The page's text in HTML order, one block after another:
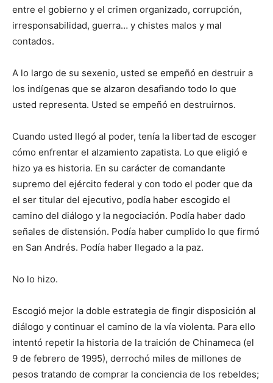
entre el gobierno y el crimen organizado, corrupción,
irresponsabilidad, guerra… y chistes malos y mal
contados.
A lo largo de su sexenio, usted se empeñó en destruir a
los indígenas que se alzaron desafiando todo lo que
usted representa. Usted se empeñó en destruirnos.
Cuando usted llegó al poder, tenía la libertad de escoger
cómo enfrentar el alzamiento zapatista. Lo que eligió e
hizo ya es historia. En su carácter de comandante
supremo del ejército federal y con todo el poder que da
el ser titular del ejecutivo, podía haber escogido el
camino del diálogo y la negociación. Podía haber dado
señales de distensión. Podía haber cumplido lo que firmó
en San Andrés. Podía haber llegado a la paz.
No lo hizo.
Escogió mejor la doble estrategia de fingir disposición al
diálogo y continuar el camino de la vía violenta. Para ello
intentó repetir la historia de la traición de Chinameca (el
9 de febrero de 1995), derrochó miles de millones de
pesos tratando de comprar la conciencia de los rebeldes;